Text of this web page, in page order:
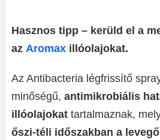
Hasznos tipp – kerüld el a
az Aromax illóolajokat.
Az Antibacteria légfrissítő
minőségű, antimikrobiális
illóolajokat tartalmaznak,
őszi-téli időszakban a